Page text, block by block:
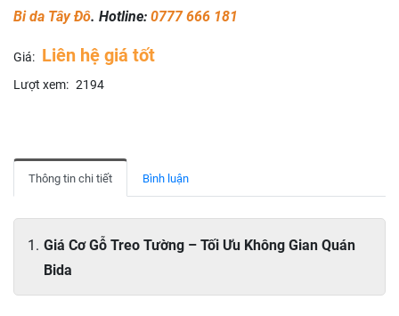
Bi da Tây Đô. Hotline: 0777 666 181
Giá: Liên hệ giá tốt
Lượt xem: 2194
Thông tin chi tiết Bình luận
Giá Cơ Gỗ Treo Tường – Tối Ưu Không Gian Quán
Bida